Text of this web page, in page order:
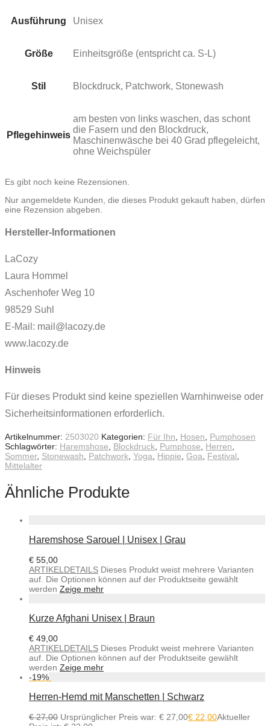
Ausführung Unisex
Größe Einheitsgröße (entspricht ca. S-L)
Stil Blockdruck, Patchwork, Stonewash
Pflegehinweis
am besten von links waschen, das schont
die Fasern und den Blockdruck,
Maschinenwäsche bei 40 Grad pflegeleicht,
ohne Weichspüler
Es gibt noch keine Rezensionen.
Nur angemeldete Kunden, die dieses Produkt gekauft haben, dürfen
eine Rezension abgeben.
Hersteller-Informationen
LaCozy
Laura Hommel
Aschenhofer Weg 10
98529 Suhl
E-Mail: mail@lacozy.de
www.lacozy.de
Hinweis
Für dieses Produkt sind keine speziellen Warnhinweise oder
Sicherheitsinformationen erforderlich.
Artikelnummer: 2503020 Kategorien: Für Ihn Hosen
Pumphosen
Schlagwörter: Haremshose Blockdruck Pumphose Herren
Sommer, Stonewash Patchwork Yoga Hippie Goa Festival
Mittelalter
Ähnliche Produkte
Haremshose Sarouel | Unisex | Grau
€ 55,00
ARTIKELDETAILS Dieses Produkt weist mehrere Varianten
auf. Die Optionen können auf der Produktseite gewählt
werden Zeige mehr
Kurze Afghani Unisex | Braun
€ 49,00
ARTIKELDETAILS Dieses Produkt weist mehrere Varianten
auf. Die Optionen können auf der Produktseite gewählt
werden Zeige mehr
-19%
Herren-Hemd mit Manschetten | Schwarz
€27,00 Ursprünglicher Preis war: € 27,00€ 22,00Aktueller